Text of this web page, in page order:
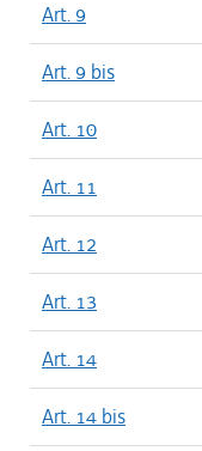
Art. 9
Art. 9 bis
Art. 10
Art. 11
Art. 12
Art. 13
Art. 14
Art. 14 bis